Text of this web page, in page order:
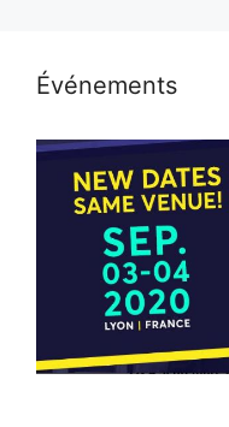
Événements